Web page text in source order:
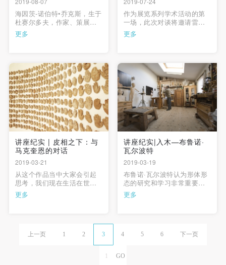
海因茨-诺伯特•乔克斯，生于
杜赛尔多夫，作家、策展
人。他受埃利希邀请，为其
北京展的画册撰写梳理艺术
2018年策划了刘小东在德国
的首个回顾性展览“迟归”。
更多
作为展览系列学术活动的第
一场，此次对谈将邀请雷安
德罗•埃利希与中外艺术家和
学者一起，讨论埃利希的艺
实与虚幻”的边界。
更多
讲座纪实 | 皮相之下：与
马克奎恩的对话
2019-03-21
从这个作品当中大家会引起
思考，我们现在生活在世界
上，当我们死去之后会怎么
样呢？是我们消失了吗？所
反思，同时对于我们活着的
人不同含义的探索。
更多
讲座纪实|入木—布鲁诺·
瓦尔波特
2019-03-19
布鲁诺·瓦尔波特认为形体形
态的研究和学习非常重要，
正是通过人体形象的描述使
他的表达能力得到了前所未
属于自己的语言，这样的一
来自于个人内心的一种触
动。
更多
上一页 1 2 3 4 5 6 下一页